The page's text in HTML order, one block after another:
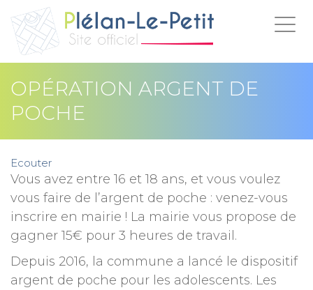
OPÉRATION ARGENT DE
POCHE
Ecouter
Vous avez entre 16 et 18 ans, et vous voulez
vous faire de l’argent de poche : venez-vous
inscrire en mairie ! La mairie vous propose de
gagner 15€ pour 3 heures de travail.
Depuis 2016, la commune a lancé le dispositif
argent de poche pour les adolescents. Les